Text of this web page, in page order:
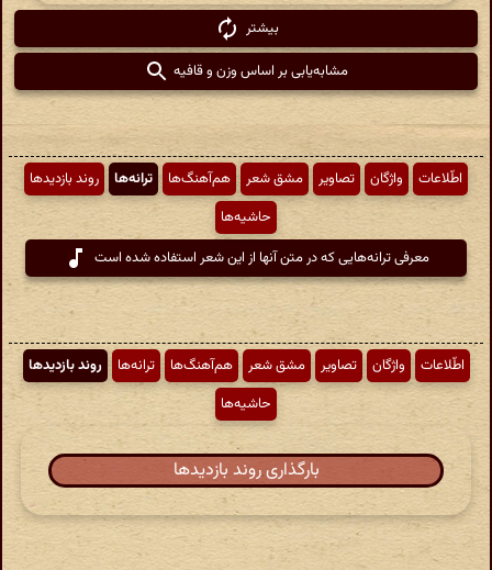
بیشتر
مشابه‌یابی بر اساس وزن و قافیه
اطّلاعات واژگان تصاویر مشق شعر هم‌آهنگ‌ها ترانه‌ها
روند بازدیدها
حاشیه‌ها
معرفی ترانه‌هایی که در متن آنها از این شعر استفاده شده است
اطّلاعات واژگان تصاویر مشق شعر هم‌آهنگ‌ها ترانه‌ها
روند بازدیدها
حاشیه‌ها
بارگذاری روند بازدیدها